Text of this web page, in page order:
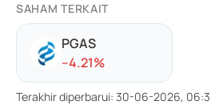
SAHAM TERKAIT
PGAS
--4.21%
Terakhir diperbarui: 30-06-2026,